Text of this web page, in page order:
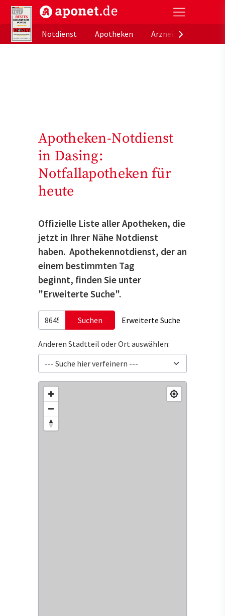
aponet.de - Das offizielle Gesundheitsportal der
Notdienst
Apotheken
Apotheken-Notdienst
in Dasing:
Notfallapotheken für
heute
Offizielle Liste aller Apotheken, die
jetzt in Ihrer Nähe Notdienst
haben. Apothekennotdienst, der an
einem bestimmten Tag
beginnt, finden Sie unter
"Erweiterte Suche".
Suchen Erweiterte Suche
Anderen Stadtteil oder Ort auswählen: